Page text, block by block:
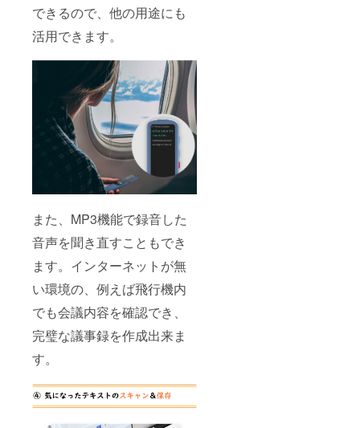
できるので、他の用途にも
活用できます。
また、MP3機能で録音した
音声を聞き直すこともでき
ます。インターネットが無
い環境の、例えば飛行機内
でも会議内容を確認でき、
完璧な議事録を作成出来ま
す。